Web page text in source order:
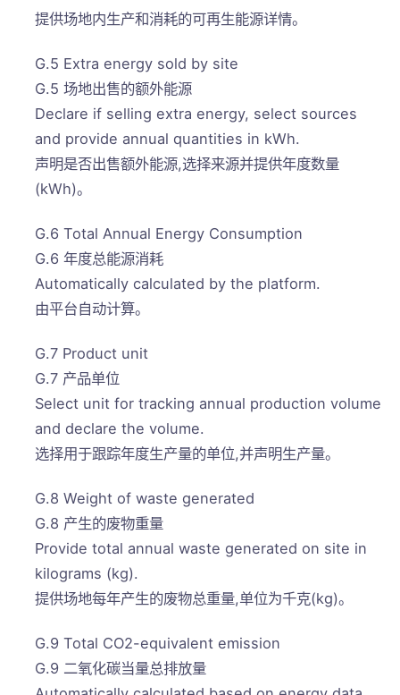
提供场地内生产和消耗的可再生能源详情。
G.5 Extra energy sold by site
G.5 场地出售的额外能源
Declare if selling extra energy, select sources
and provide annual quantities in kWh.
声明是否出售额外能源,选择来源并提供年度数量
(kWh)。
G.6 Total Annual Energy Consumption
G.6 年度总能源消耗
Automatically calculated by the platform.
由平台自动计算。
G.7 Product unit
G.7 产品单位
Select unit for tracking annual production volume
and declare the volume.
选择用于跟踪年度生产量的单位,并声明生产量。
G.8 Weight of waste generated
G.8 产生的废物重量
Provide total annual waste generated on site in
kilograms (kg).
提供场地每年产生的废物总重量,单位为千克(kg)。
G.9 Total CO2-equivalent emission
G.9 二氧化碳当量总排放量